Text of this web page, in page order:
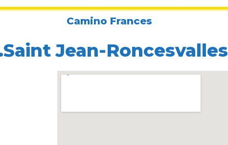
Camino Frances
Jean-Roncesvalles